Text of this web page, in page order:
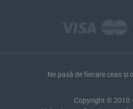
Ne pasă de fiecare ceas și
Copyright © 2010